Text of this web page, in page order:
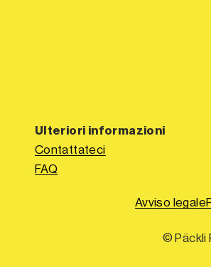
Ulteriori informazioni
Contattateci
FAQ
Avviso legale
© Päckli